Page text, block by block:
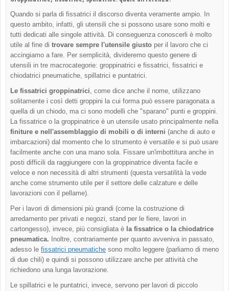
Quando si parla di fissatrici il discorso diventa veramente ampio. In
questo ambito, infatti, gli utensili che si possono usare sono molti e
tutti dedicati alle singole attività. Di conseguenza conoscerli è molto
utile al fine di trovare sempre l'utensile giusto per il lavoro che ci
accingiamo a fare. Per semplicità, divideremo questo genere di
utensili in tre macrocategorie: groppinatrici e fissatrici, fissatrici e
chiodatrici pneumatiche, spillatrici e puntatrici.
Le fissatrici groppinatrici, come dice anche il nome, utilizzano
solitamente i così detti groppini la cui forma può essere paragonata a
quella di un chiodo, ma ci sono modelli che "sparano" punti e groppini.
La fissatrice o la groppinatrice è un utensile usato principalmente nella
finiture e nell'assemblaggio di mobili o di interni (anche di auto e
imbarcazioni) dal momento che lo strumento è versatile e si può usare
facilmente anche con una mano sola. Fissare un'imbottitura anche in
posti difficili da raggiungere con la groppinatrice diventa facile e
veloce e non necessità di altri strumenti (questa versatilità la vede
anche come strumento utile per il settore delle calzature e delle
lavorazioni con il pellame).
Per i lavori di dimensioni più grandi (come la costruzione di
arredamento per privati e negozi, stand per le fiere, lavori in
cartongesso), invece, più consigliata è la fissatrice o la chiodatrice
pneumatica.
Inoltre, contrariamente per quanto avveniva in passato,
adesso le fissatrici pneumatiche sono molto leggere (parliamo di meno
di due chili) e quindi si possono utilizzare anche per attività che
richiedono una lunga lavorazione.
Le spillatrici e le puntatrici, invece, servono per lavori di piccolo